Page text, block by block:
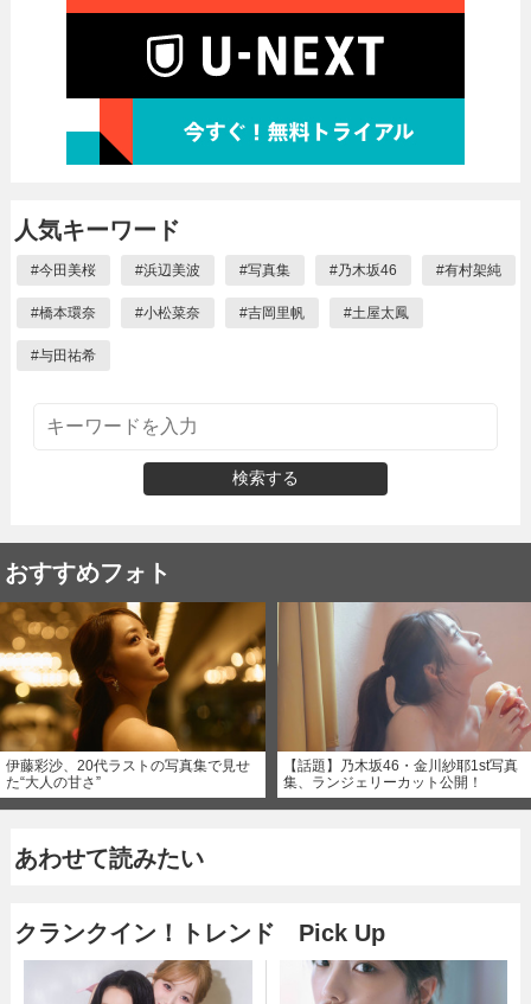
人気キーワード
#今田美桜 #浜辺美波 #写真集 #乃木坂46 #有村架純
#橋本環奈 #小松菜奈 #吉岡里帆 #土屋太鳳
#与田祐希
検索する
おすすめフォト
伊藤彩沙、20代ラストの写真集で見せ
た“大人の甘さ”
【話題】乃木坂46・金川紗耶1st写真
集、ランジェリーカット公開！
あわせて読みたい
クランクイン！トレンド Pick Up